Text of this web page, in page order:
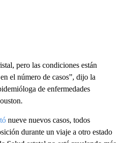
pero las condiciones están
el número de casos”, dijo la
de enfermedades
nueve nuevos casos, todos
durante un viaje a otro estado